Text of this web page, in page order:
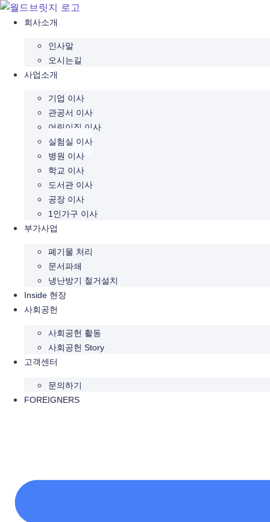
콘
회사소개
인사말
오시는길
사업소개
기업 이사
관공서 이사
어린이집 이사
실험실 이사
병원 이사
학교 이사
도서관 이사
공장 이사
1인가구 이사
부가사업
폐기물 처리
문서파쇄
냉난방기 철거설치
Inside 현장
사회공헌
사회공헌 활동
사회공헌 Story
고객센터
문의하기
FOREIGNERS